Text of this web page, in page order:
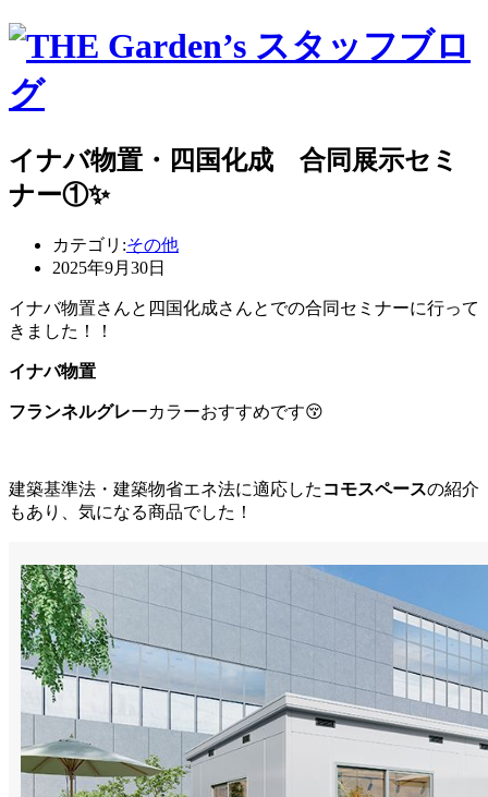
イナバ物置・四国化成 合同展示セミ
ナー①✨
カテゴリ:その他
2025年9月30日
イナバ物置さんと四国化成さんとでの合同セミナーに行って
きました！！
イナバ物置
フランネルグレーカラーおすすめです😚
建築基準法・建築物省エネ法に適応した コモスペースの紹介
もあり、気になる商品でした！